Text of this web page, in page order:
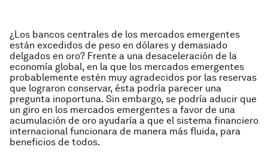
¿Los bancos centrales de los mercados emergentes
están excedidos de peso en dólares y demasiado
delgados en oro? Frente a una desaceleración de la
economía global, en la que los mercados emergentes
probablemente estén muy agradecidos por las reservas
que lograron conservar, ésta podría parecer una
pregunta inoportuna. Sin embargo, se podría aducir que
un giro en los mercados emergentes a favor de una
acumulación de oro ayudaría a que el sistema financiero
internacional funcionara de manera más fluida, para
beneficios de todos.